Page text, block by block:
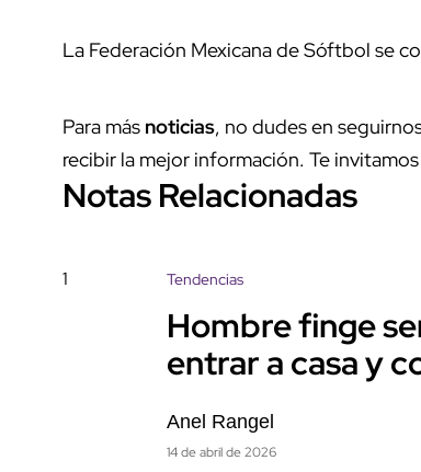
La Federación Mexicana de Sóftbol se
Para más noticias, no dudes en
recibir la mejor información. Te
Notas Relacionadas
1 Tendencias
Hombre finge
entrar a casa y
Anel Rangel
14 de abril de 2026